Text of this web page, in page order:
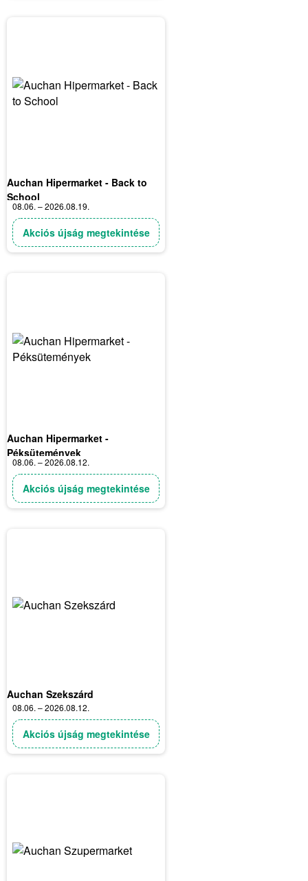
Auchan Hipermarket - Back to
School
08.06. – 2026.08.19.
Akciós újság megtekintése
Auchan Hipermarket -
Péksütemények
08.06. – 2026.08.12.
Akciós újság megtekintése
Auchan Szekszárd
08.06. – 2026.08.12.
Akciós újság megtekintése